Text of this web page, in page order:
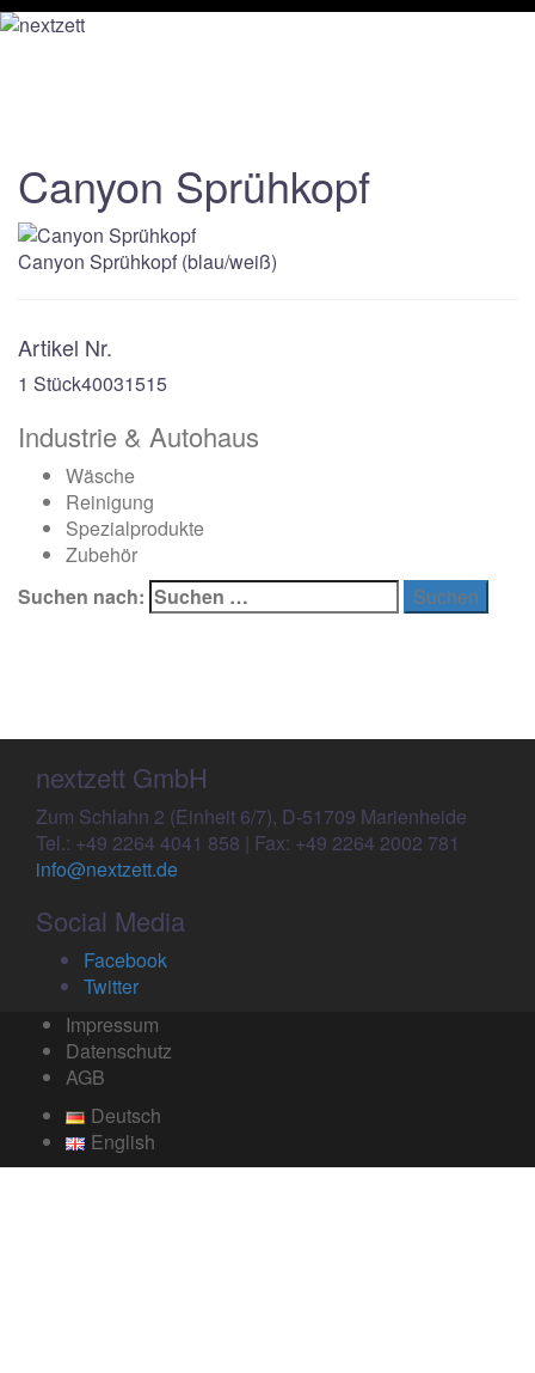
Canyon Sprühkopf
Canyon Sprühkopf (blau/weiß)
Artikel Nr.
1 Stück40031515
Industrie & Autohaus
Wäsche
Reinigung
Spezialprodukte
Zubehör
Suchen nach:
nextzett GmbH
Zum Schlahn 2 (Einheit 6/7), D-51709 Marienheide
Tel.: +49 2264 4041 858 | Fax: +49 2264 2002 781
info@nextzett.de
Social Media
Facebook
Twitter
Impressum
Datenschutz
AGB
Deutsch
English